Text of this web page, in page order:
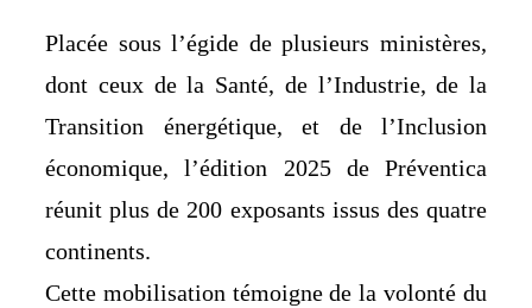
Placée sous l’égide de plusieurs ministères,
dont ceux de la Santé, de l’Industrie, de la
Transition énergétique, et de l’Inclusion
économique, l’édition 2025 de Préventica
réunit plus de 200 exposants issus des quatre
continents.
Cette mobilisation témoigne de la volonté du